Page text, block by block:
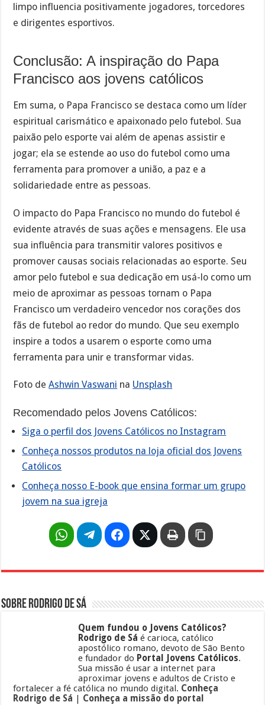
limpo influencia positivamente jogadores, torcedores
e dirigentes esportivos.
Conclusão: A inspiração do Papa
Francisco aos jovens católicos
Em suma, o Papa Francisco se destaca como um líder
espiritual carismático e apaixonado pelo futebol. Sua
paixão pelo esporte vai além de apenas assistir e
jogar; ela se estende ao uso do futebol como uma
ferramenta para promover a união, a paz e a
solidariedade entre as pessoas.
O impacto do Papa Francisco no mundo do futebol é
evidente através de suas ações e mensagens. Ele usa
sua influência para transmitir valores positivos e
promover causas sociais relacionadas ao esporte. Seu
amor pelo futebol e sua dedicação em usá-lo como um
meio de aproximar as pessoas tornam o Papa
Francisco um verdadeiro vencedor nos corações dos
fãs de futebol ao redor do mundo. Que seu exemplo
inspire a todos a usarem o esporte como uma
ferramenta para unir e transformar vidas.
Foto deAshwin Vaswani na Unsplash
Recomendado pelos Jovens Católicos:
Siga o perfil dos Jovens Católicos no Instagram
Conheça nossos produtos na loja oficial dos Jovens
Católicos
Conheça nosso E-book que ensina formar um grupo
jovem na sua igreja
Sobre Rodrigo de Sá
Quem fundou o Jovens Católicos?
Rodrigo de Sá é carioca, católico
apostólico romano, devoto de São Bento
e fundador do Portal Jovens Católicos.
Sua missão é usar a internet para
aproximar jovens e adultos de Cristo e
fortalecer a fé católica no mundo digital. Conheça
Rodrigo de Sá
Conheça a missão do portal